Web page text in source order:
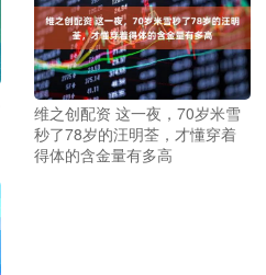
维之创配资 这一夜，70岁米雪
秒了78岁的汪明荃，才懂穿着
得体的含金量有多高